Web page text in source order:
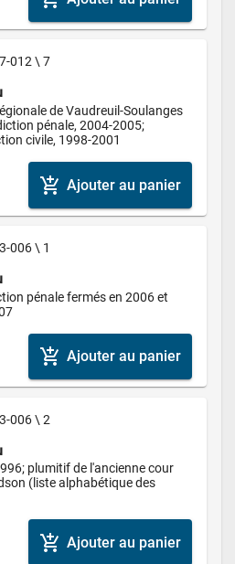
012 \ 7
de Vaudreuil-Soulanges
pénale, 2004-2005;
civile, 1998-2001
add_shopping_cart Ajouter au panier
006 \ 1
pénale fermés en 2006 et
add_shopping_cart Ajouter au panier
006 \ 2
plumitif de l'ancienne cour
(liste alphabétique des
add_shopping_cart Ajouter au panier